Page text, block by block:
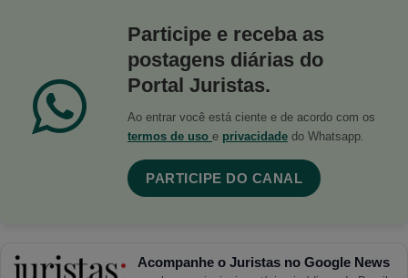
Participe e receba as
postagens diárias do
Portal Juristas.
Ao entrar você está ciente e de acordo com os
termos de uso e privacidade do Whatsapp.
PARTICIPE DO CANAL
Acompanhe o Juristas no Google News